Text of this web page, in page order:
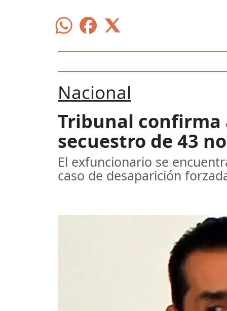
Nacional
Tribunal confirma
secuestro de 43
El exfuncionario se
caso de desaparición